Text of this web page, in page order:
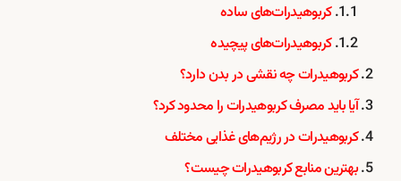
کربوهیدرات‌های ساده
کربوهیدرات‌های پیچیده
کربوهیدرات چه نقشی در بدن دارد؟
آیا باید مصرف کربوهیدرات را محدود کرد؟
کربوهیدرات در رژیم‌های غذایی مختلف
بهترین منابع کربوهیدرات چیست؟